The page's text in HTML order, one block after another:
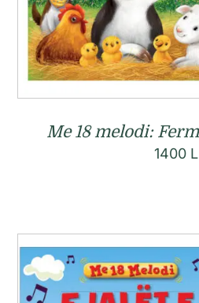
Me 18 melodi:
1400 L